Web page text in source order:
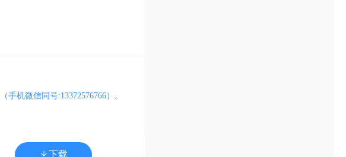
（手机微信同号:13372576766） 。
下载